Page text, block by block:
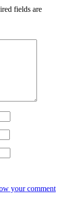
fields are
your comment